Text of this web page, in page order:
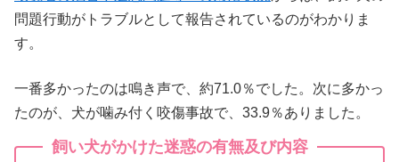
問題行動がトラブルとして報告されているのがわかりま
す。
一番多かったのは鳴き声で、約71.0％でした。次に多かっ
たのが、犬が噛み付く咬傷事故で、33.9％ありました。
飼い犬がかけた迷惑の有無及び内容